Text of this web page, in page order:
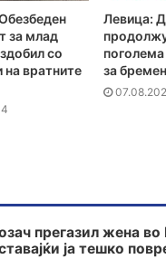
за млад
со
вратните
Левица:
за
прегазил жена во
ја тешко